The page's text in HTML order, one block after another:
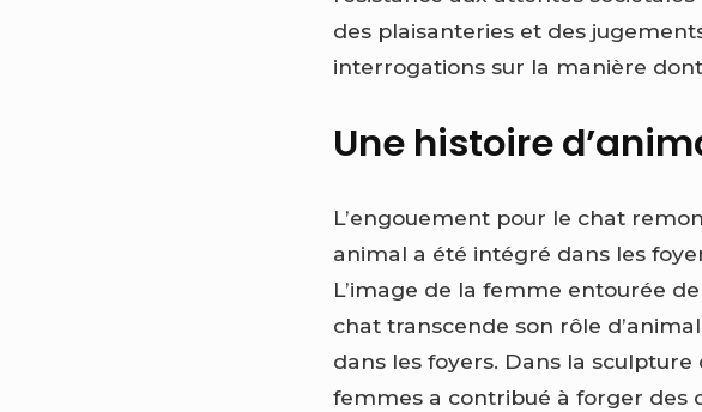
des plaisanteries et des
interrogations sur la manière
Une histoire
L’engouement pour le chat
animal a été intégré dans les
L’image de la femme entourée
chat transcende son rôle
dans les foyers. Dans la sculpture
femmes a contribué à forger des